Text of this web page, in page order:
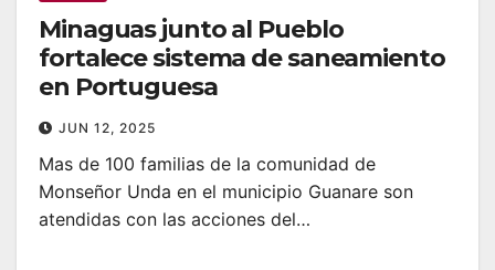
Minaguas junto al Pueblo
fortalece sistema de saneamiento
en Portuguesa
JUN 12, 2025
Mas de 100 familias de la comunidad de
Monseñor Unda en el municipio Guanare son
atendidas con las acciones del…